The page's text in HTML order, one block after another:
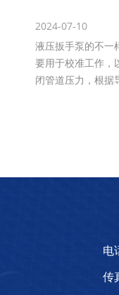
2024-07-10
液压扳手泵的不一样级别 液压扳手泵是一种
要用于校准工作，
闭管道压力，根据
电
传